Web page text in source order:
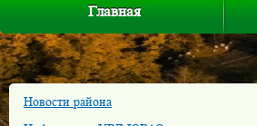
Главная
Новости района